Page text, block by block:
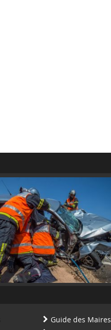
Guide des Maires